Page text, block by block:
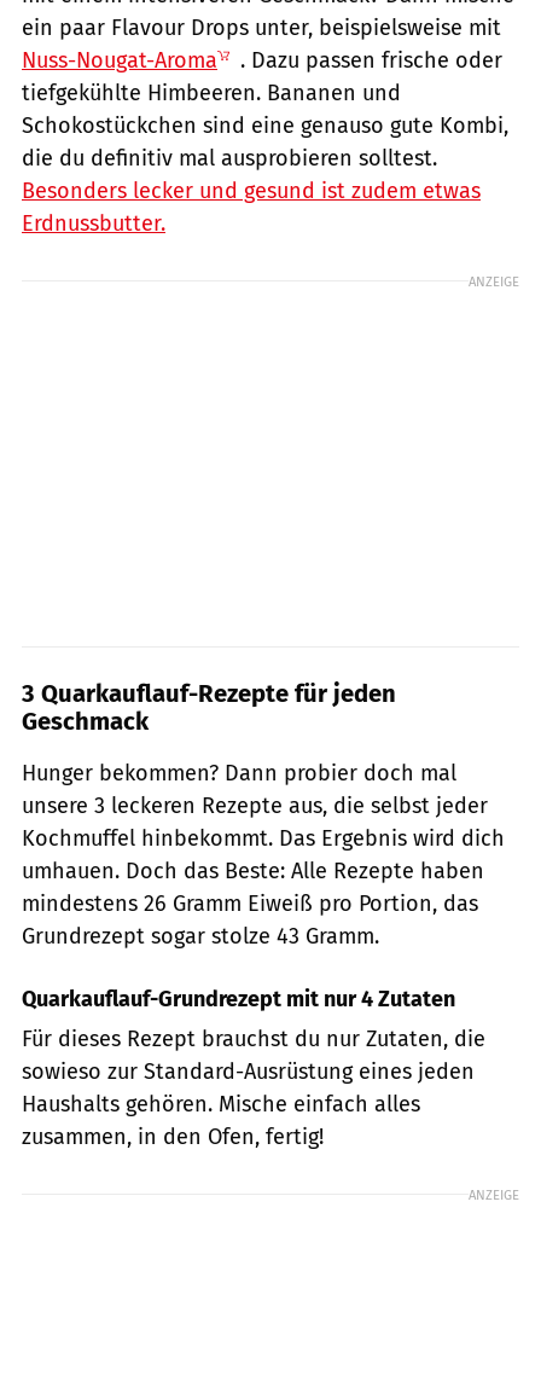
ein paar Flavour Drops unter, beispielsweise mit
Nuss-Nougat-Aroma
. Dazu passen frische oder
tiefgekühlte Himbeeren. Bananen und
Schokostückchen sind eine genauso gute Kombi,
die du definitiv mal ausprobieren solltest.
Besonders lecker und gesund ist zudem etwas
Erdnussbutter.
ANZEIGE
3 Quarkauflauf-Rezepte für jeden
Geschmack
Hunger bekommen? Dann probier doch mal
unsere 3 leckeren Rezepte aus, die selbst jeder
Kochmuffel hinbekommt. Das Ergebnis wird dich
umhauen. Doch das Beste: Alle Rezepte haben
mindestens 26 Gramm Eiweiß pro Portion, das
Grundrezept sogar stolze 43 Gramm.
Quarkauflauf-Grundrezept mit nur 4 Zutaten
Für dieses Rezept brauchst du nur Zutaten, die
sowieso zur Standard-Ausrüstung eines jeden
Haushalts gehören. Mische einfach alles
zusammen, in den Ofen, fertig!
ANZEIGE